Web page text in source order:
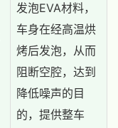
发泡EVA材料，
车身在经高温烘
烤后发泡，从而
阻断空腔，达到
降低噪声的目
的，提供整车